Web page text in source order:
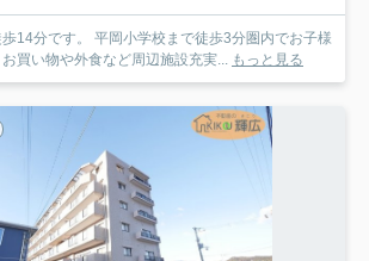
14分です。 平岡小学校まで徒歩3分圏内でお子様
買い物や外食など周辺施設充実... もっと見る